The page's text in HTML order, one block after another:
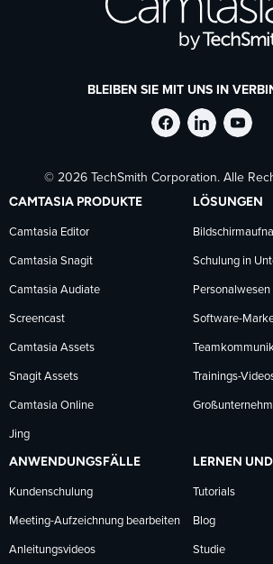
BLEIBEN SIE MIT UNS IN
auf
folgen
auf
folgen
© 2026 TechSmith Corporation. Alle
CAMTASIA PRODUKTE
Camtasia Editor
Camtasia Snagit
Camtasia Audiate
Screencast
Camtasia Assets
Snagit Assets
Camtasia Online
Jing
LÖSUNGEN
Schulung in
Personalwesen
Software-
Trainings-
ANWENDUNGSFÄLLE
Kundenschulung
Meeting-Aufzeichnung bearbeiten
Anleitungsvideos
LERNEN
Tutorials
Blog
Studie